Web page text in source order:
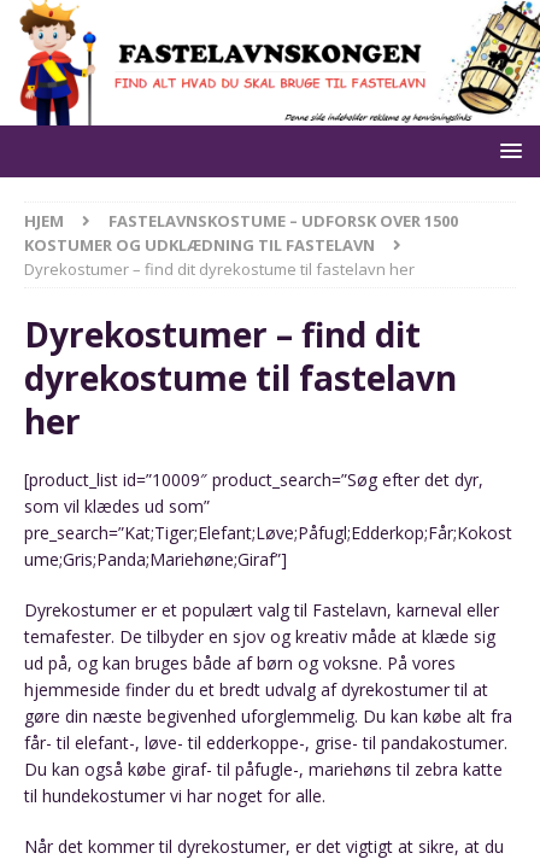
HJEM
FASTELAVNSKOSTUME – UDFORSK OVER 1500
KOSTUMER OG UDKLÆDNING TIL FASTELAVN
Dyrekostumer – find dit dyrekostume til fastelavn her
Dyrekostumer – find dit
dyrekostume til fastelavn
her
[product_list id=”10009″ product_search=”Søg efter det dyr,
som vil klædes ud som”
pre_search=”Kat;Tiger;Elefant;Løve;Påfugl;Edderkop;Får;Kokost
ume;Gris;Panda;Mariehøne;Giraf”]
Dyrekostumer er et populært valg til Fastelavn, karneval eller
temafester. De tilbyder en sjov og kreativ måde at klæde sig
ud på, og kan bruges både af børn og voksne. På vores
hjemmeside finder du et bredt udvalg af dyrekostumer til at
gøre din næste begivenhed uforglemmelig. Du kan købe alt fra
får- til elefant-, løve- til edderkoppe-, grise- til pandakostumer.
Du kan også købe giraf- til påfugle-, mariehøns til zebra katte
til hundekostumer vi har noget for alle.
Når det kommer til dyrekostumer, er det vigtigt at sikre, at du